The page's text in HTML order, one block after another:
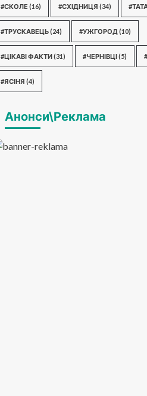
#СКОЛЕ (16) #СХІДНИЦЯ (34)
#ТРУСКАВЕЦЬ(24) #УЖГОРОД (10)
#ЦІКАВІ ФАКТИ(31) #ЧЕРНІВЦІ(5)
#ЯСІНЯ (4)
Анонси\Реклама